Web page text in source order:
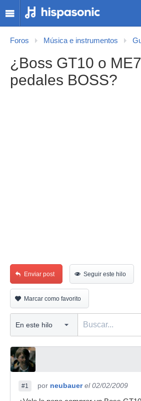
Foros Música e instrumentos
¿Boss GT10 o
pedales BOSS?
Enviar post Seguir este hilo
Marcar como favorito
#1 por neubauer el 02/02/2009